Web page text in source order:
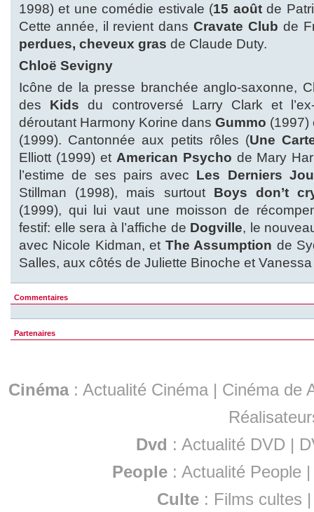
1998) et une comédie estivale (15 août de
Cette année, il revient dansCravate Club de
perdues, cheveux gras de Claude Duty.
Chloë Sevigny
Icône de la presse branchée anglo-saxonne,
des Kids du controversé Larry Clark et
déroutant Harmony Korine dans Gummo
(1999). Cantonnée aux petits rôles (Une
Elliott (1999) et American Psycho de Mary
l’estime de ses pairs avec Les Derniers
Stillman (1998), mais surtout Boys don’t
(1999), qui lui vaut une moisson de
festif: elle sera à l’affiche de Dogville, le
avec Nicole Kidman, et The Assumption de
Salles, aux côtés de Juliette Binoche et
Commentaires
Partenaires
Cinéma: Actualité Cinéma | Cinéma de
Dvd : Actualité DVD |
People :Actualité People
Culte : Films cultes